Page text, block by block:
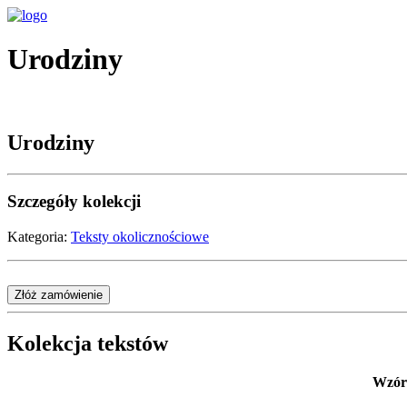
Urodziny
Urodziny
Szczegóły kolekcji
Kategoria: Teksty okolicznościowe
Złóż zamówienie
Kolekcja tekstów